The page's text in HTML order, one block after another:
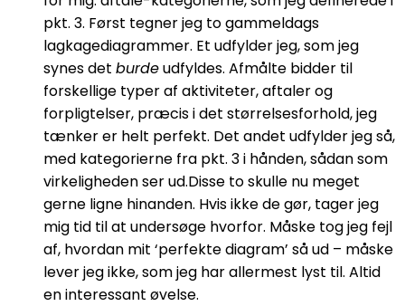
pkt. 3. Først tegner jeg to gammeldags
lagkagediagrammer. Et udfylder jeg, som jeg
synes det burdeudfyldes. Afmålte bidder til
forskellige typer af aktiviteter, aftaler og
forpligtelser, præcis i det størrelsesforhold, jeg
tænker er helt perfekt. Det andet udfylder jeg så,
med kategorierne fra pkt. 3 i hånden, sådan som
virkeligheden ser ud.Disse to skulle nu meget
gerne ligne hinanden. Hvis ikke de gør, tager jeg
mig tid til at undersøge hvorfor. Måske tog jeg fejl
af, hvordan mit ‘perfekte diagram’ så ud – måske
lever jeg ikke, som jeg har allermest lyst til. Altid
en interessant øvelse.